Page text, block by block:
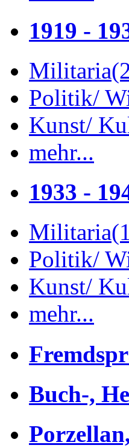
1919 -
Militaria
Politik/
Kunst/
mehr...
1933 -
Militaria
Politik/
Kunst/
mehr...
Buch-,